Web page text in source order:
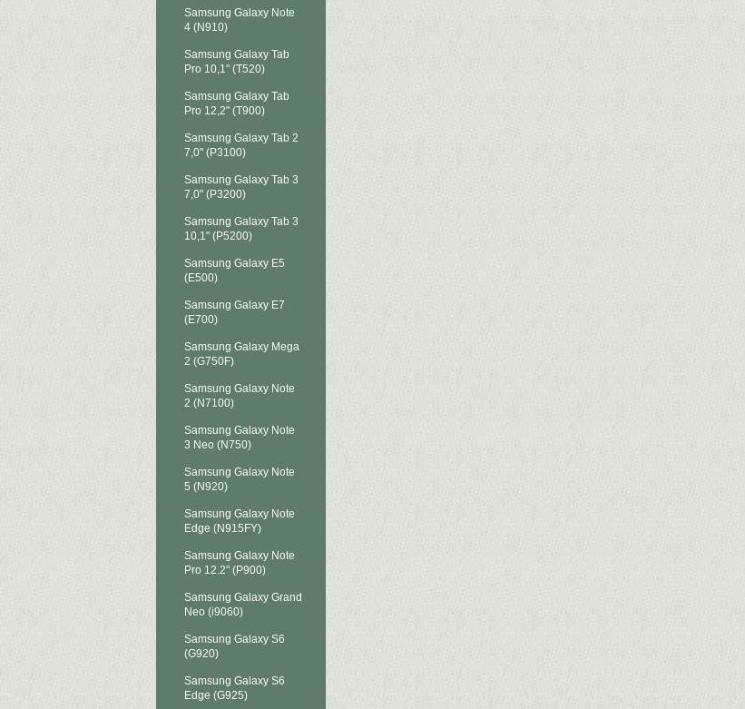
Samsung Galaxy Note
4 (N910)
Samsung Galaxy Tab
Pro 10,1" (T520)
Samsung Galaxy Tab
Pro 12,2" (T900)
Samsung Galaxy Tab 2
7,0" (P3100)
Samsung Galaxy Tab 3
7,0" (P3200)
Samsung Galaxy Tab 3
10,1" (P5200)
Samsung Galaxy E5
(E500)
Samsung Galaxy E7
(E700)
Samsung Galaxy Mega
2 (G750F)
Samsung Galaxy Note
2 (N7100)
Samsung Galaxy Note
3 Neo (N750)
Samsung Galaxy Note
5 (N920)
Samsung Galaxy Note
Edge (N915FY)
Samsung Galaxy Note
Pro 12.2" (P900)
Samsung Galaxy Grand
Neo (i9060)
Samsung Galaxy S6
(G920)
Samsung Galaxy S6
Edge (G925)